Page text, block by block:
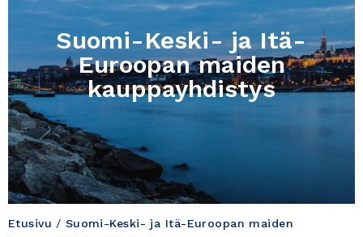
Suomi-Keski- ja Itä-
Euroopan maiden
kauppayhdistys
Etusivu / Suomi-Keski- ja Itä-Euroopan maiden